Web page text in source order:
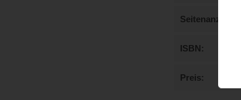
Seitenanzahl
ISBN
Preis